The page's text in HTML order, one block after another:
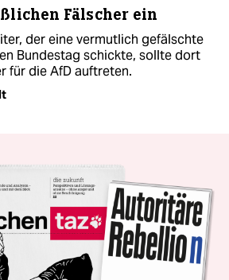
Fälscher ein
der eine vermutlich gefälschte
Bundestag schickte, sollte dort
für die AfD auftreten.